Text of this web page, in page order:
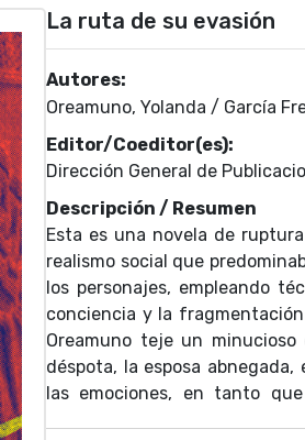
La ruta de su evasión
Autores:
Oreamuno, Yolanda / García
Editor/Coeditor(es):
Dirección General de
Descripción / Resumen
Esta es una novela de
realismo social que
los personajes, empleando
conciencia y la
Oreamuno teje un
déspota, la esposa
las emociones, en tanto
verdadera de cada uno de